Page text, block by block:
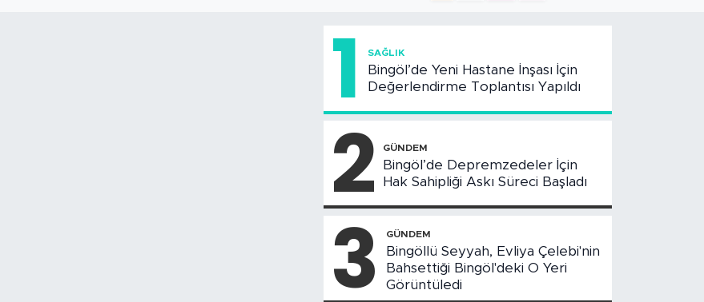
1 SAĞLIK
Bingöl’de Yeni Hastane İnşası İçin
Değerlendirme Toplantısı Yapıldı
2 GÜNDEM
Bingöl’de Depremzedeler İçin
Hak Sahipliği Askı Süreci Başladı
3 GÜNDEM
Bingöllü Seyyah, Evliya Çelebi'nin
Bahsettiği Bingöl'deki O Yeri
Görüntüledi